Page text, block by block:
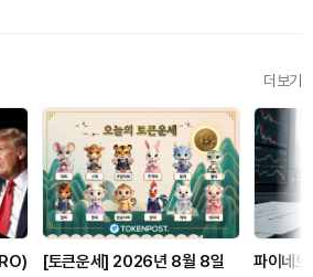
더보기
[토큰운세] 2026년 8월 8일
파이네트